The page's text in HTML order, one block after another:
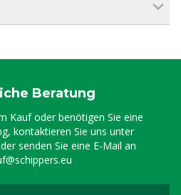
Beratung
Kauf oder benötigen Sie eine
kontaktieren Sie uns unter
senden Sie eine E-Mail an